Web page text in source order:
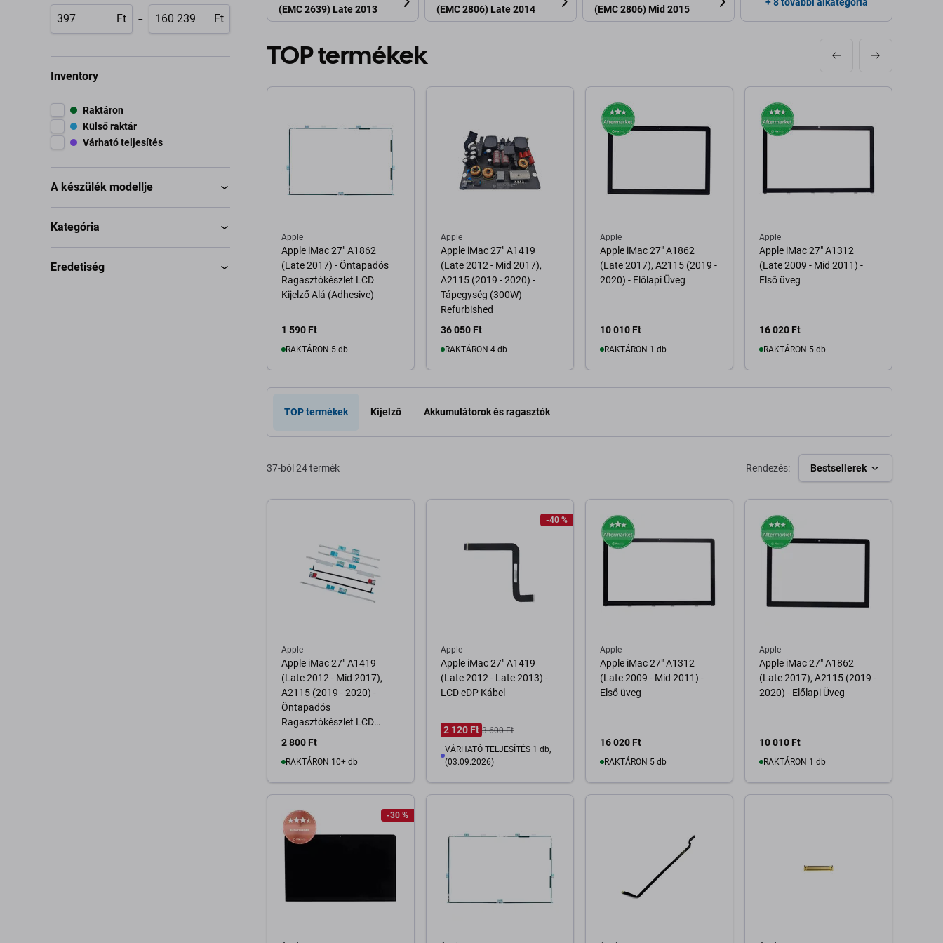
Ft - Ft
Inventory
Raktáron
Külső raktár
Várható teljesítés
A készülék modellje
Kategória
Eredetiség
(EMC 2639) Late 2013 (EMC 2806) Late 2014 (EMC 2806) Mid 2015
TOP termékek
Apple
Apple iMac 27" A1862
(Late 2017) - Öntapadós
Ragasztókészlet LCD
Kijelző Alá (Adhesive)
1 590 Ft
RAKTÁRON 5 db
Kosárba
Apple
Apple iMac 27" A1419
(Late 2012 - Mid 2017),
A2115 (2019 - 2020) -
Tápegység (300W)
Refurbished
36 050 Ft
RAKTÁRON 4 db
Kosárba
Apple
Apple iMac 27" A1862
(Late 2017), A2115 (2019 -
2020) - Előlapi Üveg
10 010 Ft
RAKTÁRON 1 db
Kosárba
Apple
Apple iMac 27" A1312
(Late 2009 - Mid 2011) -
Első üveg
16 020 Ft
RAKTÁRON 5 db
Kosárba
TOP termékek Kijelző Akkumulátorok és ragasztók
37-ból 24 termék Rendezés: Bestsellerek
Apple
Apple iMac 27" A1419
(Late 2012 - Mid 2017),
A2115 (2019 - 2020) -
Öntapadós
Ragasztókészlet LCD
Kijelző Alá (Adhesive)
2 800 Ft
RAKTÁRON 10+ db
-40 %
Apple
Apple iMac 27" A1419
(Late 2012 - Late 2013) -
LCD eDP Kábel
2 120 Ft 3 600 Ft
VÁRHATÓ TELJESÍTÉS 1 db,
(03.09.2026)
Apple
Apple iMac 27" A1312
(Late 2009 - Mid 2011) -
Első üveg
16 020 Ft
RAKTÁRON 5 db
Apple
Apple iMac 27" A1862
(Late 2017), A2115 (2019 -
2020) - Előlapi Üveg
10 010 Ft
RAKTÁRON 1 db
-30 %